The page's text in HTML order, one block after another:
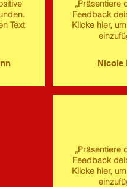
Text
„Präsentiere
Feedback
Klicke hier,
Nicole
„Präsentiere
Feedback
Klicke hier,